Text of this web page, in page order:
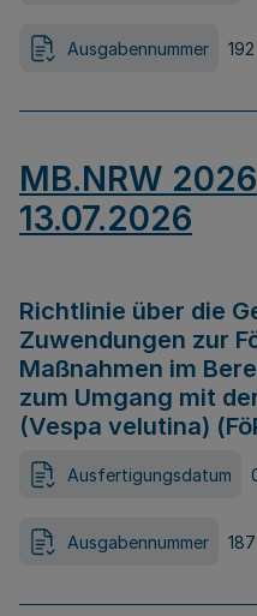
Ausgabennummer 192
MB.NRW
13.07.2026
Richtlinie über die
Zuwendungen zur
Maßnahmen im
zum Umgang mit
(Vespa velutina)
Ausfertigungsdatum
Ausgabennummer 187